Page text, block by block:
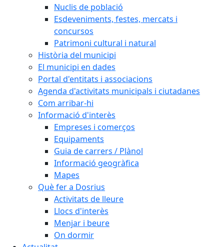
Nuclis de població
Esdeveniments, festes, mercats i
concursos
Patrimoni cultural i natural
Història del municipi
El municipi en dades
Portal d'entitats i associacions
Agenda d'activitats municipals i ciutadanes
Com arribar-hi
Informació d'interès
Empreses i comerços
Equipaments
Guia de carrers / Plànol
Informació geogràfica
Mapes
Què fer a Dosrius
Activitats de lleure
Llocs d'interès
Menjar i beure
On dormir